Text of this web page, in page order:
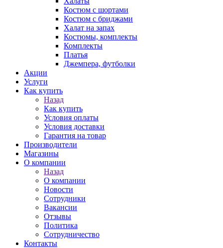
Костюм с шортами
Костюм с бриджами
Халат на запах
Костюмы, комплекты
Комплекты
Платья
Джемпера, футболки
Акции
Услуги
Как купить
Назад
Как купить
Условия оплаты
Условия доставки
Гарантия на товар
Производители
Магазины
О компании
Назад
О компании
Новости
Сотрудники
Вакансии
Отзывы
Политика
Сотрудничество
Контакты